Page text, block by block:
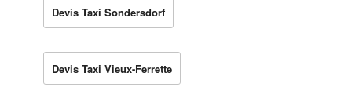
Devis Taxi Sondersdorf
Devis Taxi Vieux-Ferrette